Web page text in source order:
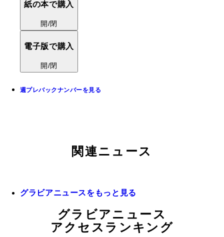
紙の本で購入
開/閉
電子版で購入
開/閉
週プレバックナンバーを見る
関連ニュース
グラビアニュースをもっと見る
グラビアニュース
アクセスランキング